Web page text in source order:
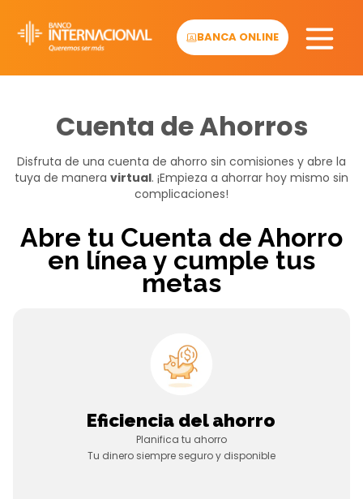
content
BANCA ONLINE
Cuenta de Ahorros
Disfruta de una cuenta de ahorro sin comisiones y abre la
tuya de manera virtual. ¡Empieza a ahorrar hoy mismo sin
complicaciones!
Abre tu Cuenta de Ahorro
en línea y cumple tus
metas
Eficiencia del ahorro
Planifica tu ahorro
Tu dinero siempre seguro y disponible